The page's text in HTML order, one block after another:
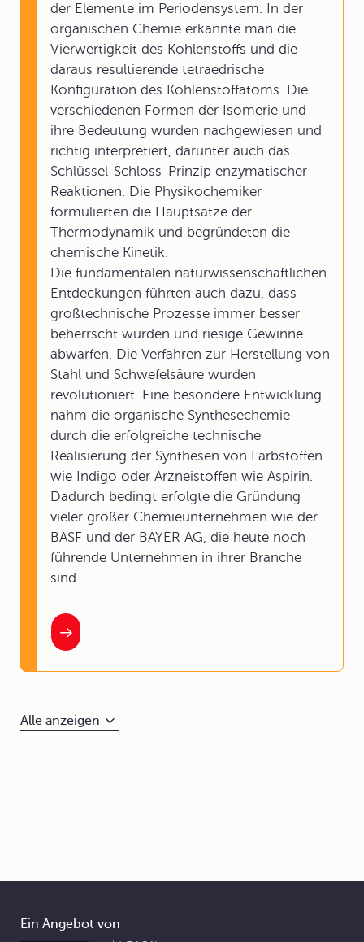
der Elemente im Periodensystem. In der
organischen Chemie erkannte man die
Vierwertigkeit des Kohlenstoffs und die
daraus resultierende tetraedrische
Konfiguration des Kohlenstoffatoms. Die
verschiedenen Formen der Isomerie und
ihre Bedeutung wurden nachgewiesen und
richtig interpretiert, darunter auch das
Schlüssel-Schloss-Prinzip enzymatischer
Reaktionen. Die Physikochemiker
formulierten die Hauptsätze der
Thermodynamik und begründeten die
chemische Kinetik.
Die fundamentalen naturwissenschaftlichen
Entdeckungen führten auch dazu, dass
großtechnische Prozesse immer besser
beherrscht wurden und riesige Gewinne
abwarfen. Die Verfahren zur Herstellung von
Stahl und Schwefelsäure wurden
revolutioniert. Eine besondere Entwicklung
nahm die organische Synthesechemie
durch die erfolgreiche technische
Realisierung der Synthesen von Farbstoffen
wie Indigo oder Arzneistoffen wie Aspirin.
Dadurch bedingt erfolgte die Gründung
vieler großer Chemieunternehmen wie der
BASF und der BAYER AG, die heute noch
führende Unternehmen in ihrer Branche
sind.
Alle anzeigen
Ein Angebot von